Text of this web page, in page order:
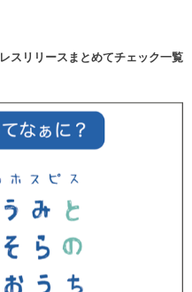
スリリースまとめてチェック一覧